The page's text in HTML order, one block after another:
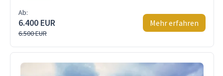
Ab:
6.400 EUR
6.500 EUR
Mehr erfahren